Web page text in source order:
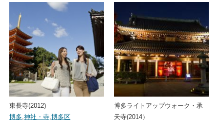
東長寺(2012)
博多,神社・寺,博多区
博多ライトアップウォーク・承
天寺(2014）